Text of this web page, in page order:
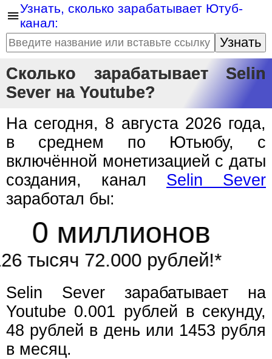
Узнать, сколько зарабатывает Ютуб-
канал:
Узнать
Сколько зарабатывает Selin
Sever на Youtube?
На сегодня, 8 августа 2026 года,
в среднем по Ютьюбу, с
включённой монетизацией с даты
создания, канал Selin Sever
заработал бы:
0 миллионов
126 тысяч 72.000 рублей!*
Selin Sever зарабатывает на
Youtube 0.001 рублей в секунду,
48 рублей в день или 1453 рубля
в месяц.